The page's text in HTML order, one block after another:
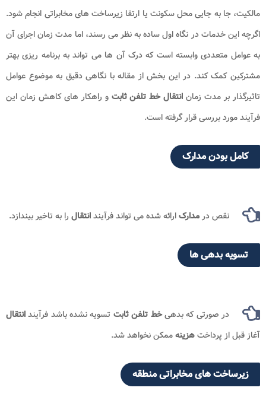
مالکیت، جا به ‌جایی محل سکونت یا ارتقا زیرساخت‌ های مخابراتی انجام شود.
اگرچه این خدمات در نگاه اول ساده به نظر می ‌رسند، اما مدت زمان اجرای آن
به عوامل متعددی وابسته است که درک آن‌ ها می ‌تواند به برنامه ‌ریزی بهتر
مشترکین کمک کند. در این بخش از مقاله با نگاهی دقیق به موضوع عوامل
تاثیرگذار بر مدت زمانانتقال خط تلفن ثابت و راهکار های کاهش زمان این
فرآیند مورد بررسی قرار گرفته است.
کامل بودن مدارک
نقص درمدارکارائه ‌شده می‌ تواند فرآیندانتقال را به تاخیر بیندازد.
تسویه بدهی ها
در صورتی که بدهیخط تلفن ثابت تسویه نشده باشد فرآیندانتقال
آغاز قبل از پرداختهزینهممکن نخواهد شد.
زیرساخت های مخابراتی منطقه